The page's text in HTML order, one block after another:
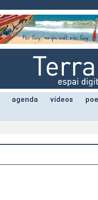
agenda vídeos